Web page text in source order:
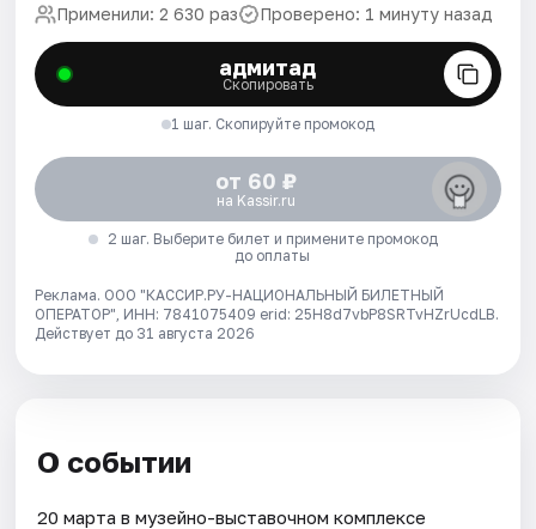
Применили: 2 630 раз Проверено: 1 минуту назад
адмитад
Скопировать
1 шаг. Скопируйте промокод
от 60 ₽
на Kassir.ru
2 шаг. Выберите билет и примените промокод
до оплаты
Реклама. ООО "КАССИР.РУ-НАЦИОНАЛЬНЫЙ БИЛЕТНЫЙ
ОПЕРАТОР", ИНН: 7841075409 erid: 25H8d7vbP8SRTvHZrUcdLB.
Действует до 31 августа 2026
О событии
20 марта в музейно-выставочном комплексе